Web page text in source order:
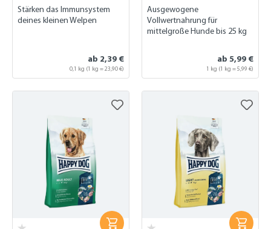
Stärken das Immunsystem
deines kleinen Welpen
ab 2,39 €
0,1 kg (1 kg = 23,90 €)
Ausgewogene
Vollwertnahrung für
mittelgroße Hunde bis 25 kg
ab 5,99 €
1 kg (1 kg = 5,99 €)